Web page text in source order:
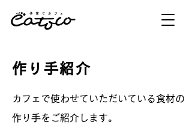
作り手紹介
カフェで使わせていただいている食材の
作り手をご紹介します。